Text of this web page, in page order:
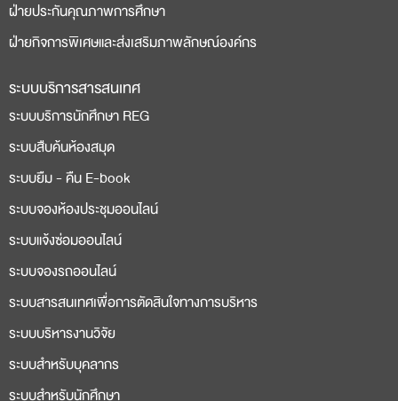
ฝ่ายประกันคุณภาพการศึกษา
ฝ่ายกิจการพิเศษและส่งเสริมภาพลักษณ์องค์กร
ระบบบริการสารสนเทศ
ระบบบริการนักศึกษา REG
ระบบสืบค้นห้องสมุด
ระบบยืม - คืน E-book
ระบบจองห้องประชุมออนไลน์
ระบบแจ้งซ่อมออนไลน์
ระบบจองรถออนไลน์
ระบบสารสนเทศเพื่อการตัดสินใจทางการบริหาร
ระบบบริหารงานวิจัย
ระบบสำหรับบุคลากร
ระบบสำหรับนักศึกษา